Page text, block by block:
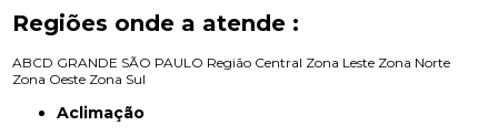
Regiões onde a atende :
ABCD GRANDE SÃO PAULO Região Central Zona Leste Zona Norte
Zona Oeste Zona Sul
Aclimação